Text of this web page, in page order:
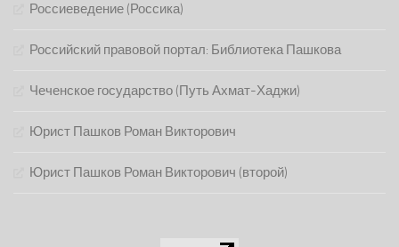
Россиеведение (Россика)
Российский правовой портал: Библиотека Пашкова
Чеченское государство (Путь Ахмат-Хаджи)
Юрист Пашков Роман Викторович
Юрист Пашков Роман Викторович (второй)